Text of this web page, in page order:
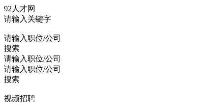
92人才网
请输入关键字
请输入职位/公司
搜索
请输入职位/公司
请输入职位/公司
搜索
视频招聘